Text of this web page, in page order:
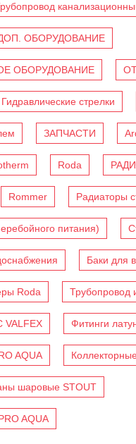
ОБОРУДОВАНИЕ
ОБОРУДОВАНИЕ
Гидравлические стрелки
ЗАПЧАСТИ
Roda
Rommer Радиаторы
питания)
Баки для
Roda Трубопровод
VALFEX Фитинги
AQUA
шаровые STOUT
AQUA